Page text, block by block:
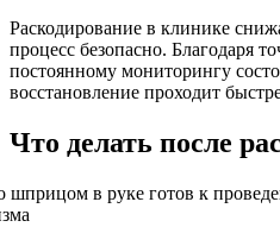
Раскодирование в клинике
процесс безопасно. Благодаря
постоянному мониторингу
восстановление проходит
Что делать после